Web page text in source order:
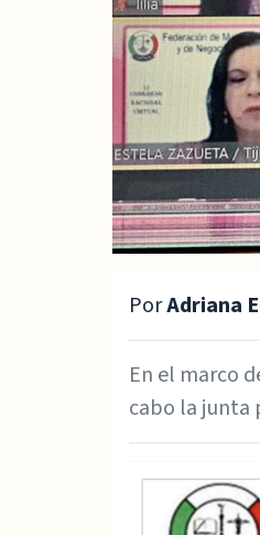
PorAdriana
En el marco
cabo la junta